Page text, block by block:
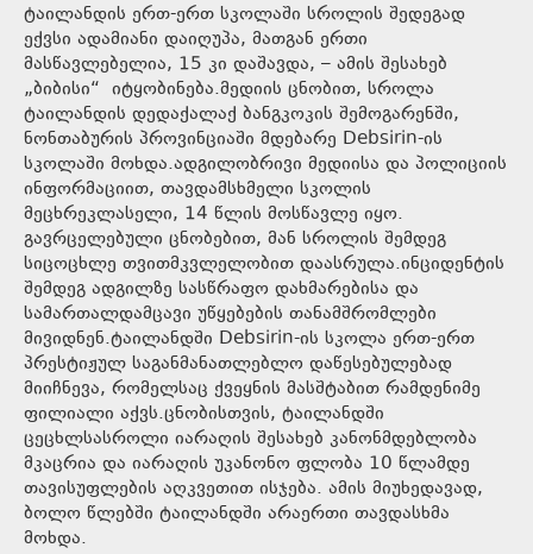
ტაილანდის ერთ-ერთ სკოლაში სროლის შედეგად
ექვსი ადამიანი დაიღუპა, მათგან ერთი
მასწავლებელია, 15 კი დაშავდა, – ამის შესახებ
„ბიბისი“ იტყობინება.მედიის ცნობით, სროლა
ტაილანდის დედაქალაქ ბანგკოკის შემოგარენში,
ნონთაბურის პროვინციაში მდებარე Debsirin-ის
სკოლაში მოხდა.ადგილობრივი მედიისა და პოლიციის
ინფორმაციით, თავდამსხმელი სკოლის
მეცხრეკლასელი, 14 წლის მოსწავლე იყო.
გავრცელებული ცნობებით, მან სროლის შემდეგ
სიცოცხლე თვითმკვლელობით დაასრულა.ინციდენტის
შემდეგ ადგილზე სასწრაფო დახმარებისა და
სამართალდამცავი უწყებების თანამშრომლები
მივიდნენ.ტაილანდში Debsirin-ის სკოლა ერთ-ერთ
პრესტიჟულ საგანმანათლებლო დაწესებულებად
მიიჩნევა, რომელსაც ქვეყნის მასშტაბით რამდენიმე
ფილიალი აქვს.ცნობისთვის, ტაილანდში
ცეცხლსასროლი იარაღის შესახებ კანონმდებლობა
მკაცრია და იარაღის უკანონო ფლობა 10 წლამდე
თავისუფლების აღკვეთით ისჯება. ამის მიუხედავად,
ბოლო წლებში ტაილანდში არაერთი თავდასხმა
მოხდა.